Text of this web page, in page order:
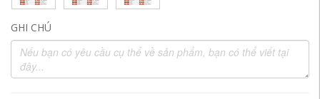
GHI CHÚ